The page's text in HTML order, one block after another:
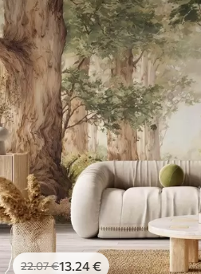
22.07€13 .24€